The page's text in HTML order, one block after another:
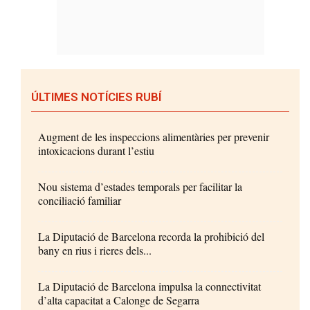
ÚLTIMES NOTÍCIES RUBÍ
Augment de les inspeccions alimentàries per prevenir
intoxicacions durant l’estiu
Nou sistema d’estades temporals per facilitar la
conciliació familiar
La Diputació de Barcelona recorda la prohibició del
bany en rius i rieres dels...
La Diputació de Barcelona impulsa la connectivitat
d’alta capacitat a Calonge de Segarra